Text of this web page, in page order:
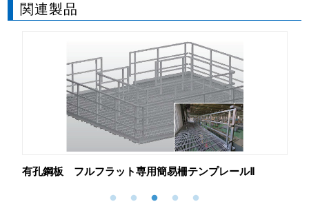
関連製品
有孔鋼板 フルフラット専用簡易柵テンプレールⅡ